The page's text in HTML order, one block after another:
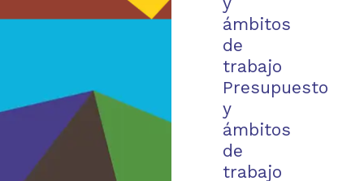
ámbitos
de
trabajo
Presupuesto
y
ámbitos
de
trabajo